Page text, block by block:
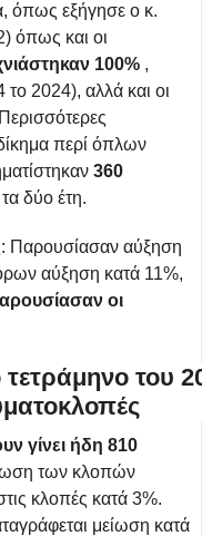
όπως εξήγησε ο κ.
όπως και οι
100% ,
το 2024), αλλά και οι
περί όπλων
360
τα δύο έτη.
Παρουσίασαν αύξηση
αύξηση κατά 11%,
οι
του
γίνει ήδη 810
των κλοπών
κλοπές κατά 3%.
μείωση κατά